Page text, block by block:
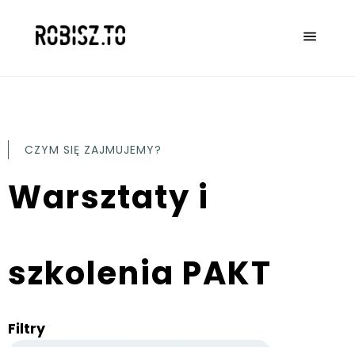
CZYM SIĘ ZAJMUJEMY?
Warsztaty i
szkolenia PAKT
Filtry